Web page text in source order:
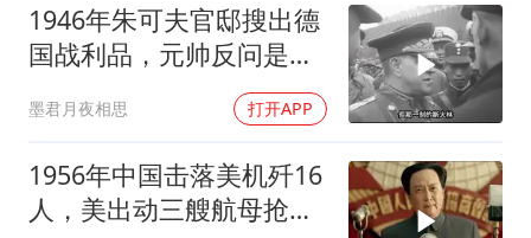
1946年朱可夫官邸搜出德
国战利品，元帅反问是否
墨君月夜相思 打开APP
1956年中国击落美机歼16
人，美出动三艘航母抢尸